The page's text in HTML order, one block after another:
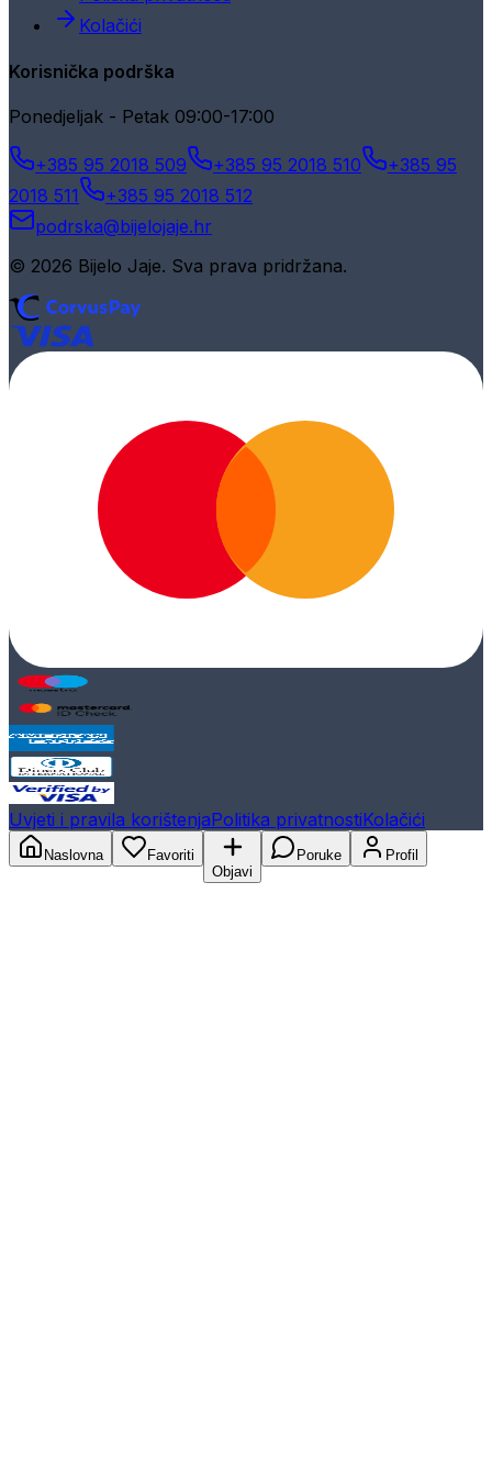
Kolačići
Korisnička podrška
Ponedjeljak - Petak 09:00-17:00
+385 95 2018 509 +385 95 2018 510
+385 95
2018 511
+385 95 2018 512
podrska@bijelojaje.hr
© 2026 Bijelo Jaje. Sva prava pridržana.
Uvjeti i pravila korištenjaPolitika privatnostiKolačići
Naslovna
Favoriti
Objavi
Poruke Profil